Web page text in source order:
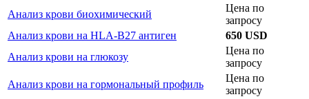
Анализ крови биохимический
Цена по
запросу
Анализ крови на HLA-B27 антиген
650 USD
Анализ крови на глюкозу
Цена по
запросу
Анализ крови на гормональный профиль
Цена по
запросу